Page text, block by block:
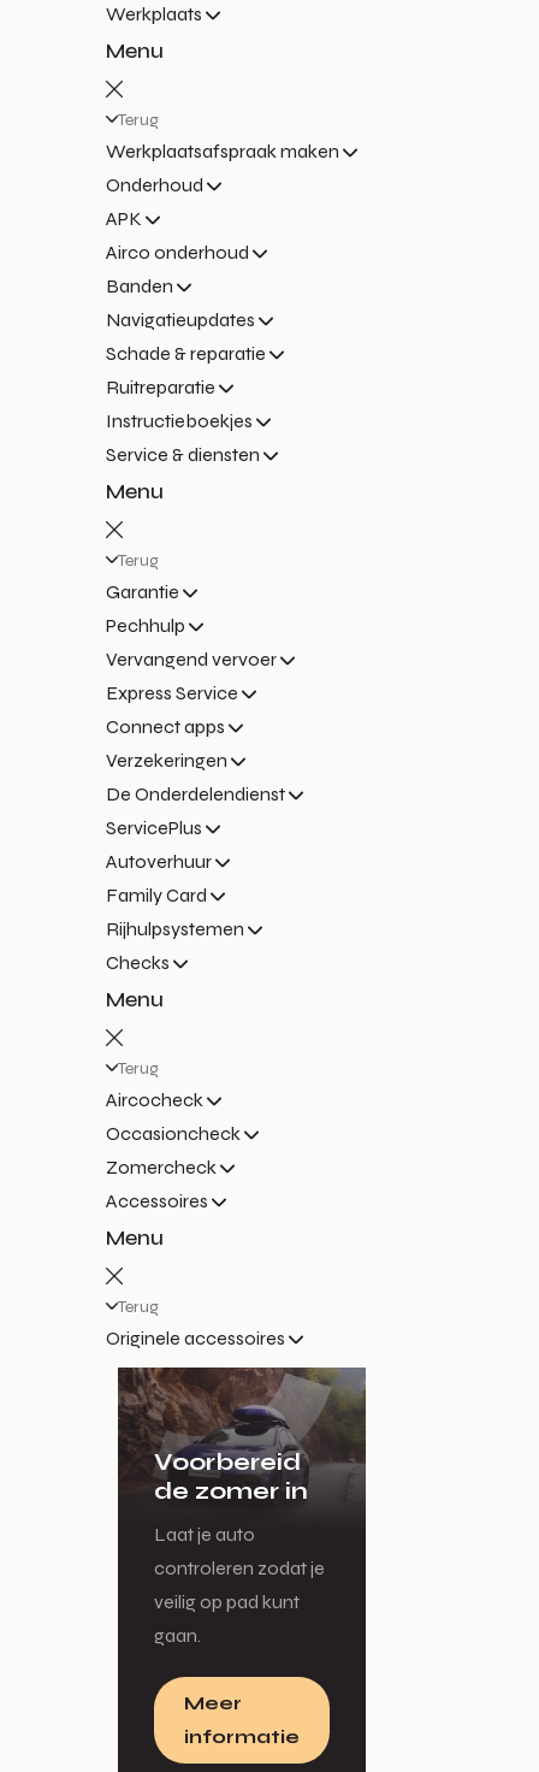
Werkplaats
Menu
Terug
Werkplaatsafspraak maken
Onderhoud
APK
Airco onderhoud
Banden
Navigatieupdates
Schade & reparatie
Ruitreparatie
Instructieboekjes
Service & diensten
Menu
Terug
Garantie
Pechhulp
Vervangend vervoer
Express Service
Connect apps
Verzekeringen
De Onderdelendienst
ServicePlus
Autoverhuur
Family Card
Rijhulpsystemen
Checks
Menu
Terug
Aircocheck
Occasioncheck
Zomercheck
Accessoires
Menu
Terug
Originele accessoires
Voorbereid
de zomer in
Laat je auto
controleren zodat je
veilig op pad kunt
gaan.
Meer
informatie